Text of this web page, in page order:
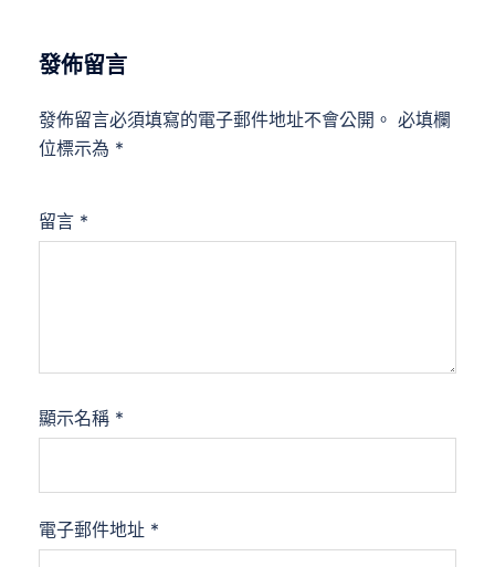
發佈留言
發佈留言必須填寫的電子郵件地址不會公開。 必填欄
位標示為 *
留言 *
顯示名稱 *
電子郵件地址 *